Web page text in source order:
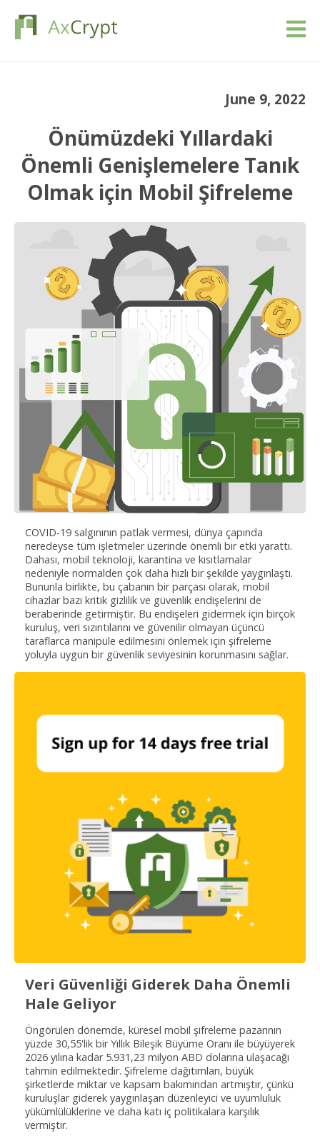
Ürünümüz
Endüstriler
June 9, 2022
Önümüzdeki Yıllardaki
Önemli Genişlemelere Tanık
Olmak için Mobil Şifreleme
COVID-19 salgınının patlak vermesi, dünya çapında
neredeyse tüm işletmeler üzerinde önemli bir etki yarattı.
Dahası, mobil teknoloji, karantina ve kısıtlamalar
nedeniyle normalden çok daha hızlı bir şekilde yaygınlaştı.
Bununla birlikte, bu çabanın bir parçası olarak, mobil
cihazlar bazı kritik gizlilik ve güvenlik endişelerini de
beraberinde getirmiştir. Bu endişeleri gidermek için birçok
kuruluş, veri sızıntılarını ve güvenilir olmayan üçüncü
taraflarca manipüle edilmesini önlemek için şifreleme
yoluyla uygun bir güvenlik seviyesinin korunmasını sağlar.
Veri Güvenliği Giderek Daha Önemli
Hale Geliyor
Öngörülen dönemde, küresel mobil şifreleme pazarının
yüzde 30,55'lik bir Yıllık Bileşik Büyüme Oranı ile büyüyerek
2026 yılına kadar 5.931,23 milyon ABD dolarına ulaşacağı
tahmin edilmektedir. Şifreleme dağıtımları, büyük
şirketlerde miktar ve kapsam bakımından artmıştır, çünkü
kuruluşlar giderek yaygınlaşan düzenleyici ve uyumluluk
yükümlülüklerine ve daha katı iç politikalara karşılık
vermiştir.